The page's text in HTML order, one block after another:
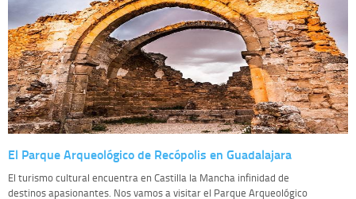
El Parque Arqueológico de Recópolis en Guadalajara
El turismo cultural encuentra en Castilla la Mancha infinidad de
destinos apasionantes. Nos vamos a visitar el Parque Arqueológico